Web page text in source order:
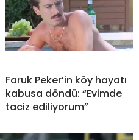
Faruk Peker’in köy hayatı
kabusa döndü: “Evimde
taciz ediliyorum”